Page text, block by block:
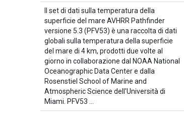
Il set di dati sulla temperatura della
superficie del mare AVHRR Pathfinder
versione 5.3 (PFV53) è una raccolta di dati
globali sulla temperatura della superficie
del mare di 4 km, prodotti due volte al
giorno in collaborazione dal NOAA National
Oceanographic Data Center e dalla
Rosenstiel School of Marine and
Atmospheric Science dell'Università di
Miami. PFV53 …